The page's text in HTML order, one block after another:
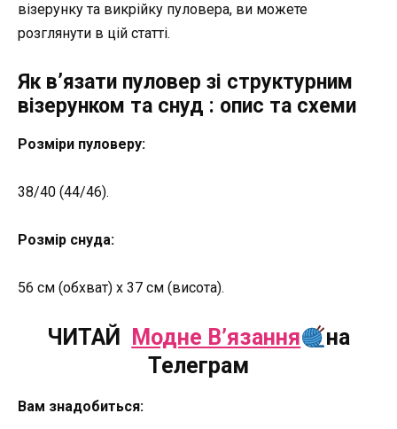
візерунку та викрійку пуловера, ви можете
розглянути в цій статті.
Як в’язати пуловер зі структурним
візерунком та снуд : опис та схеми
Розміри пуловеру:
38/40 (44/46).
Розмір снуда:
56 см (обхват) х 37 см (висота).
ЧИТАЙ Модне В’язання
на
Телеграм
Вам знадобиться: